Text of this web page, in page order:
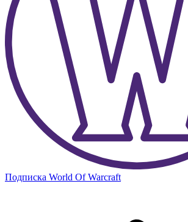
Подписка World Of Warcraft